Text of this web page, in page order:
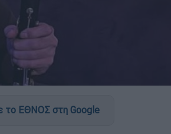
το ΕΘΝΟΣ στη Google